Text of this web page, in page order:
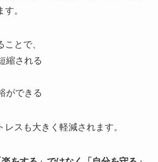
。
とで、
縮される
ができる
レスも大きく軽減されます。